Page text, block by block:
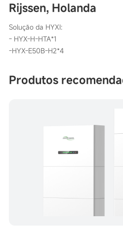
Rijssen, Holanda
Solução da HYXI:
- HYX-H-HTA*1
-HYX-E50B-H2*4
Produtos